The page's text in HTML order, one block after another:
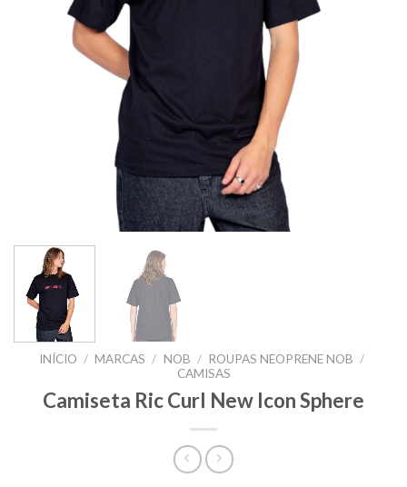
INÍCIO / MARCAS / NOB / ROUPAS NEOPRENE NOB /
CAMISAS
Camiseta Ric Curl New Icon Sphere